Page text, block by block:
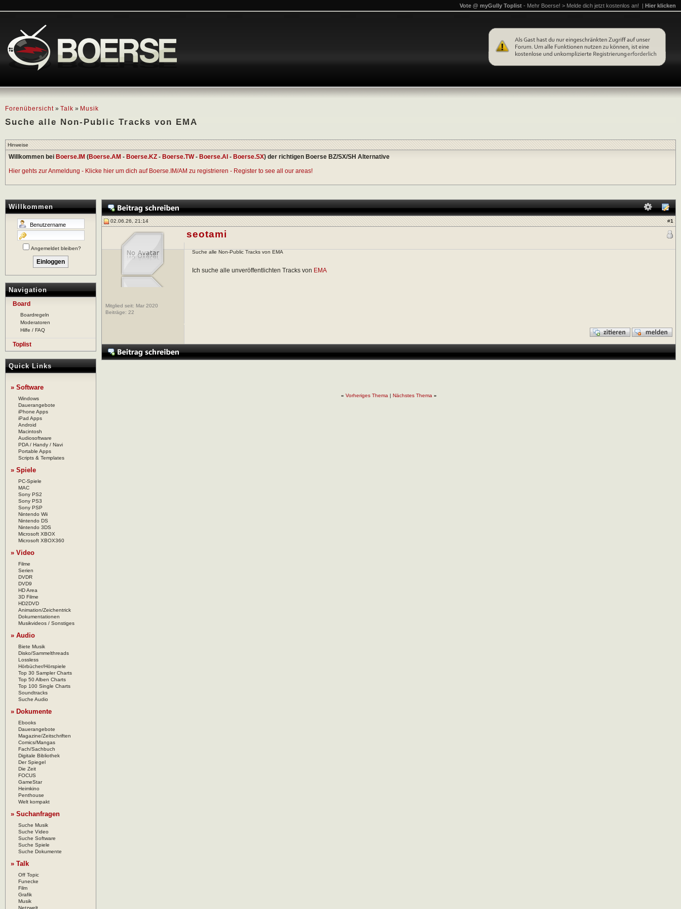
Forenübersicht » Talk » Musik
Suche alle Non-Public Tracks von EMA
Vote @ myGully Toplist - Mehr Boerse! > Melde dich jetzt kostenlos an! | Hier klicken
Hinweise
Willkommen bei Boerse.IM (Boerse.AM - Boerse.KZ - Boerse.TW- Boerse.AI - Boerse.SX) der richtigen Boerse BZ/SX/SH Alternative
Hier gehts zur Anmeldung - Klicke hier um dich auf Boerse.IM/AM zu registrieren - Register to see all our areas!
Willkommen
Angemeldet bleiben?
Navigation
Board
Boardregeln
Moderatoren
Hilfe / FAQ
Toplist
Quick Links
» Software
Windows
Dauerangebote
iPhone Apps
iPad Apps
Android
Macintosh
Audiosoftware
PDA / Handy / Navi
Portable Apps
Scripts & Templates
» Spiele
PC-Spiele
MAC
Sony PS2
Sony PS3
Sony PSP
Nintendo Wii
Nintendo DS
Nintendo 3DS
Microsoft XBOX
Microsoft XBOX360
» Video
Filme
Serien
DVDR
DVD9
HD Area
3D Filme
HD2DVD
Animation/Zeichentrick
Dokumentationen
Musikvideos / Sonstiges
» Audio
Biete Musik
Disko/Sammelthreads
Lossless
Hörbücher/Hörspiele
Top 30 Sampler Charts
Top 50 Alben Charts
Top 100 Single Charts
Soundtracks
Suche Audio
» Dokumente
Ebooks
Dauerangebote
Magazine/Zeitschriften
Comics/Mangas
Fach/Sachbuch
Digitale Bibliothek
Der Spiegel
Die Zeit
FOCUS
GameStar
Heimkino
Penthouse
Welt kompakt
» Suchanfragen
Suche Musik
Suche Video
Suche Software
Suche Spiele
Suche Dokumente
» Talk
Off Topic
Funecke
Film
Grafik
Musik
02.06.26, 21:14 #1
Mitglied seit: Mar 2020
Beiträge: 22
seotami
Suche alle Non-Public Tracks von EMA
Ich suche alle unveröffentlichten Tracks von EMA
« Vorheriges Thema| Nächstes Thema »